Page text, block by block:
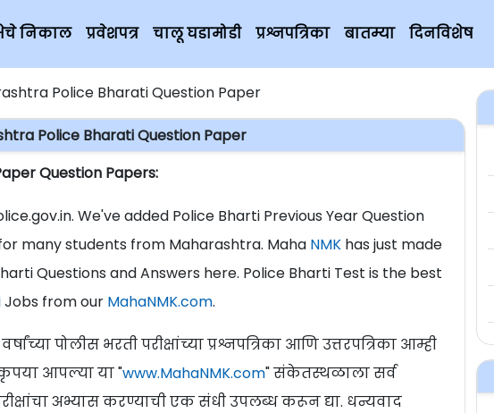
निकाल प्रवेशपत्र चालू घडामोडी प्रश्नपत्रिका बातम्या दिनविशेष
Police Bharati Question Paper
Police Bharati Question Paper
Question Papers:
We've added Police Bharti Previous Year Question
many students from Maharashtra. Maha NMK has just made
Questions and Answers here. Police Bharti Test is the best
Jobs from our MahaNMK.com.
पोलीस भरती परीक्षांच्या प्रश्नपत्रिका आणि उत्तरपत्रिका आम्ही
आपल्या या "www.MahaNMK.com" संकेतस्थळाला सर्व
अभ्यास करण्याची एक संधी उपलब्ध करून द्या. धन्यवाद